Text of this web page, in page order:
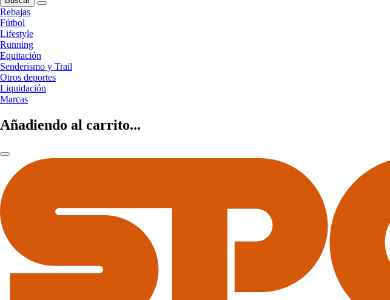
Rebajas
Fútbol
Lifestyle
Running
Equitación
Senderismo y Trail
Otros deportes
Liquidación
Marcas
Añadiendo al carrito...